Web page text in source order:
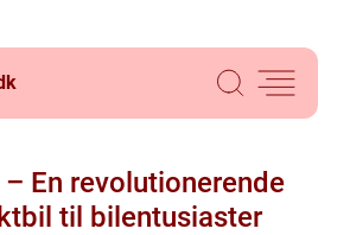
En revolutionerende
til bilentusiaster